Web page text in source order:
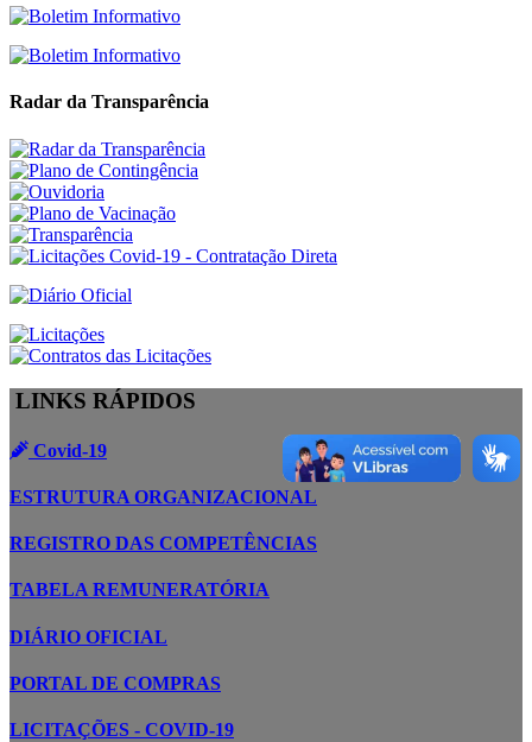
Radar da Transparência
LINKS RÁPIDOS
Covid-19
ESTRUTURA ORGANIZACIONAL
REGISTRO DAS COMPETÊNCIAS
TABELA REMUNERATÓRIA
DIÁRIO OFICIAL
PORTAL DE COMPRAS
LICITAÇÕES - COVID-19